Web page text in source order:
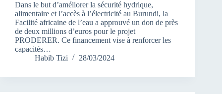
Dans le but d’améliorer la sécurité hydrique,
alimentaire et l’accès à l’électricité au Burundi, la
Facilité africaine de l’eau a approuvé un don de près
de deux millions d’euros pour le projet
PRODERER. Ce financement vise à renforcer les
capacités…
Habib Tizi
28/03/2024